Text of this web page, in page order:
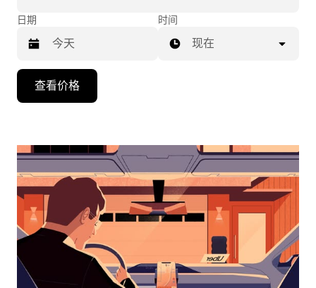
日期
向
头
浏
日
并
时间
现在
查看价格